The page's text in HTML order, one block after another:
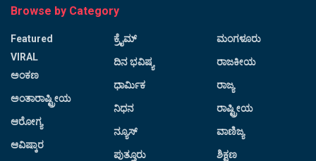
Browse by Category
Featured
VIRAL
ಅಂಕಣ
ಅಂತಾರಾಷ್ಟ್ರೀಯ
ಆರೋಗ್ಯ
ಆವಿಷ್ಕಾರ
ಕ್ರೈಮ್
ದಿನ ಭವಿಷ್ಯ
ಧಾರ್ಮಿಕ
ನಿಧನ
ನ್ಯೂಸ್
ಪುತ್ತೂರು
ಮಂಗಳೂರು
ರಾಜಕೀಯ
ರಾಜ್ಯ
ರಾಷ್ಟ್ರೀಯ
ವಾಣಿಜ್ಯ
ಶಿಕ್ಷಣ